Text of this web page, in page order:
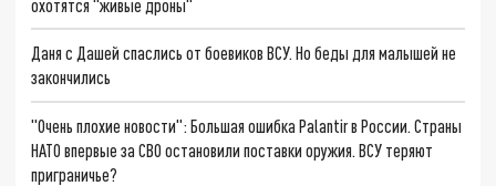
охотятся "живые дроны"
Даня с Дашей спаслись от боевиков ВСУ. Но беды для малышей не
закончились
"Очень плохие новости": Большая ошибка Palantir в России. Страны
НАТО впервые за СВО остановили поставки оружия. ВСУ теряют
приграничье?